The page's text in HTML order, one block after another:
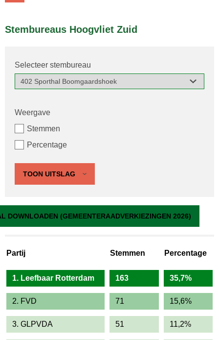
Stembureaus Hoogvliet Zuid
Selecteer stembureau
Weergave
Stemmen
Percentage
TOON UITSLAG
402 Sporthal Boomgaardshoek
DOWNLOADEN (GEMEENTERAADVERKIEZINGEN 2026)
Partij Stemmen Percentage
1. Leefbaar Rotterdam 163 35,7%
2. FVD 71 15,6%
3. GLPVDA 51 11,2%